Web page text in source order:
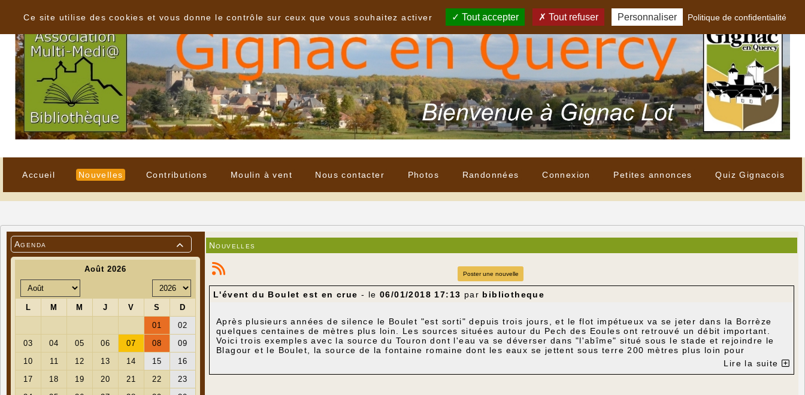
Accueil Nouvelles Contributions Moulin à vent Nous contacter Photos Randonnées Connexion Petites annonces Quiz Gignacois

Agenda Nouvelles
Poster une nouvelle
L'évent du Boulet est en crue - le06/01/2018 17:13 par bibliotheque
Après plusieurs années de silence le Boulet "est sorti" depuis trois jours, et le flot impétueux va se jeter dans la Borrèze
quelques centaines de mètres plus loin. Les sources situées autour du Pech des Eoules ont retrouvé un débit important.
Voici trois exemples avec la source du Touron dont l'eau va se déverser dans "l'abîme" situé sous le stade et rejoindre le
Blagour et le Boulet, la source de la fontaine romaine dont les eaux se jettent sous terre 200 mètres plus loin pour
rejoindre le réseau Corrézien, et enfin la source de la "Coumbe Priounde" dont les eaux vont rejoindre le réseau situé plus
Lire la suite
Ce site utilise des cookies et vous donne le contrôle sur ceux que vous souhaitez activer
Tout accepter Tout refuser Personnaliser Politique de confidentialité